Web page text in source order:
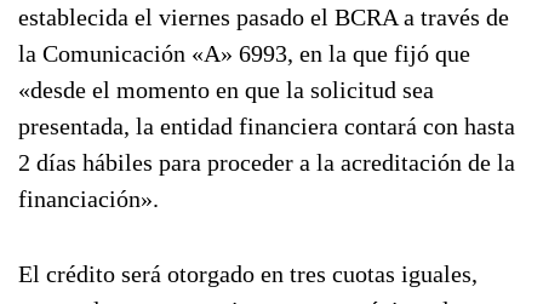
establecida el viernes pasado el BCRA a través de
la Comunicación «A» 6993, en la que fijó que
«desde el momento en que la solicitud sea
presentada, la entidad financiera contará con hasta
2 días hábiles para proceder a la acreditación de la
financiación».
El crédito será otorgado en tres cuotas iguales,